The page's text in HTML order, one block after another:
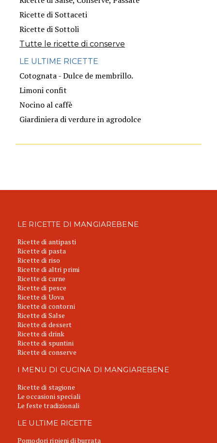
Ricette di Sottaceti
Ricette di Sottoli
Tutte le ricette di conserve
LE ULTIME RICETTE
Cotognata - Dulce de membrillo.
Limoni confit
Nocino al caffè
Giardiniera di verdure in agrodolce
LE RICETTE DI MANGIAREBENE
Ricette di antipasti
Ricette di pasta
Ricette di riso
Ricette di altri primi
Ricette di carne
Ricette di pesce
Ricette di Uova
Ricette di contorni
Ricette di Salse
Ricette di dessert
Ricette di drink
Ricette di spuntini
Ricette di conserve
I MENU DI CUCINA DI MANGIAREBENE
Ricette di stagione
Le occasioni speciali
Le feste tradizionali
LE ULTIME RICETTE
Pomodori ripieni di burrata